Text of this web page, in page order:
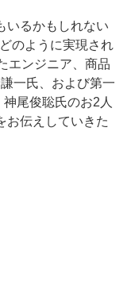
いるかもしれない
のように実現され
エンジニア、商品
一氏、および第一
尾俊聡氏のお2人
お伝えしていきた